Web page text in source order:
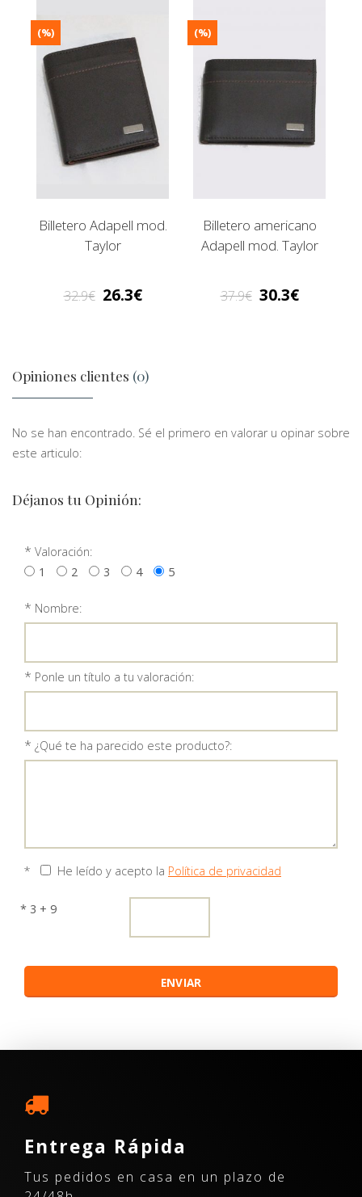
Billetero Adapell mod.
Taylor
(%)
32.9 26.3
Billetero americano
Adapell mod. Taylor
(%)
37.9 30.3
Opiniones clientes (0)
No se han encontrado. Sé el primero en valorar u opinar sobre
este articulo:
Déjanos tu Opinión:
* Valoración:
1
2 3 4 5
* Nombre:
* Ponle un título a tu valoración:
* ¿Qué te ha parecido este producto?:
* He leído y acepto la Política de privacidad
* 3 + 9
Entrega Rápida
Tus pedidos en casa en un plazo de